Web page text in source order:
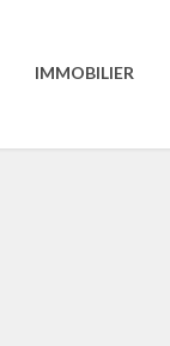
IMMOBILIER